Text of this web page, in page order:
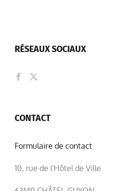
RÉSEAUX SOCIAUX
CONTACT
Formulaire de contact
10, rue de l'Hôtel de Ville